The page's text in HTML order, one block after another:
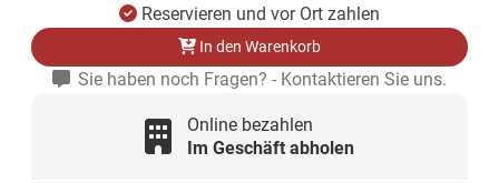
Reservieren und vor Ort zahlen
In den Warenkorb
Sie haben noch Fragen? - Kontaktieren Sie uns.
Online bezahlen
Im Geschäft abholen